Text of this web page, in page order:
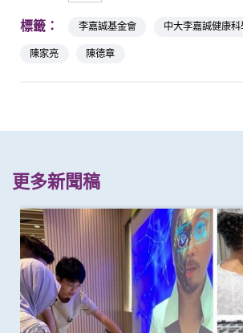
標籤： 李嘉誠基金會
中大李嘉誠健康
陳家亮
陳德章
更多新聞稿